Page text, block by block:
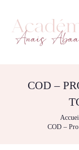
COD –
COD –
NOS